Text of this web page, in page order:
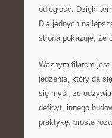
odległość. Dzięki
Dla jednych
strona pokazuje, że
Ważnym filarem jest
jedzenia, który da
się myśl, że
deficyt, innego
praktykę: proste